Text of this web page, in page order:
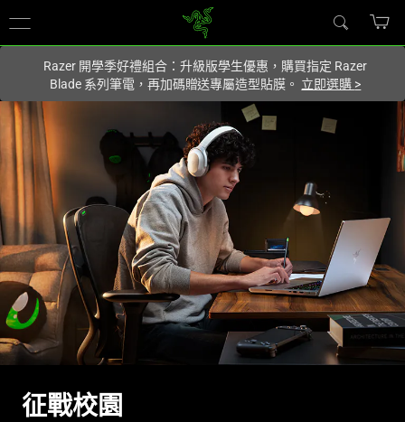
的網站.
Razer 開學季好禮組合：升級版學生優惠，購買指定 Razer
Blade 系列筆電，再加碼贈送專屬造型貼膜。 立即選購 >
征戰校園